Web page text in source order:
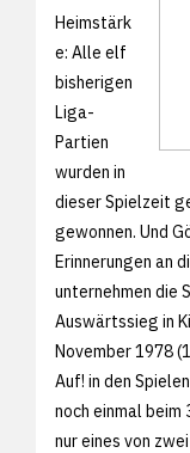
Heimstärk
e: Alle elf
bisherigen
Liga-
Partien
wurden in
dieser Spielzeit
gewonnen. Und
Erinnerungen an
unternehmen die
Auswärtssieg in
November 1978
Auf! in den
noch einmal beim
nur eines von